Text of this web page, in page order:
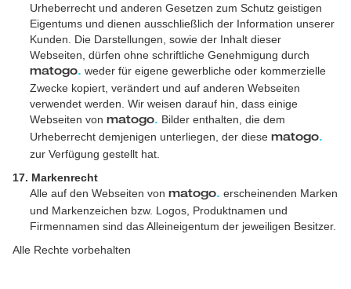
Urheberrecht und anderen Gesetzen zum Schutz geistigen
Eigentums und dienen ausschließlich der Information unserer
Kunden. Die Darstellungen, sowie der Inhalt dieser
Webseiten, dürfen ohne schriftliche Genehmigung durch
matogo. weder für eigene gewerbliche oder kommerzielle
Zwecke kopiert, verändert und auf anderen Webseiten
verwendet werden. Wir weisen darauf hin, dass einige
Webseiten vonmatogo. Bilder enthalten, die dem
Urheberrecht demjenigen unterliegen, der diesematogo.
zur Verfügung gestellt hat.
17. Markenrecht
Alle auf den Webseiten vonmatogo. erscheinenden Marken
und Markenzeichen bzw. Logos, Produktnamen und
Firmennamen sind das Alleineigentum der jeweiligen Besitzer.
Alle Rechte vorbehalten